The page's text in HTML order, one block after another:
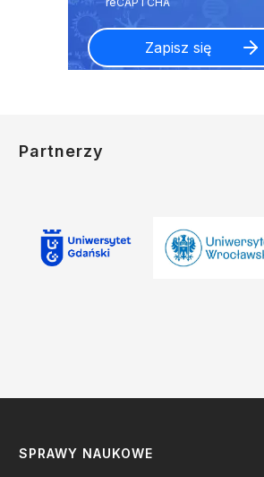
Partnerzy
SPRAWY NAUKOWE